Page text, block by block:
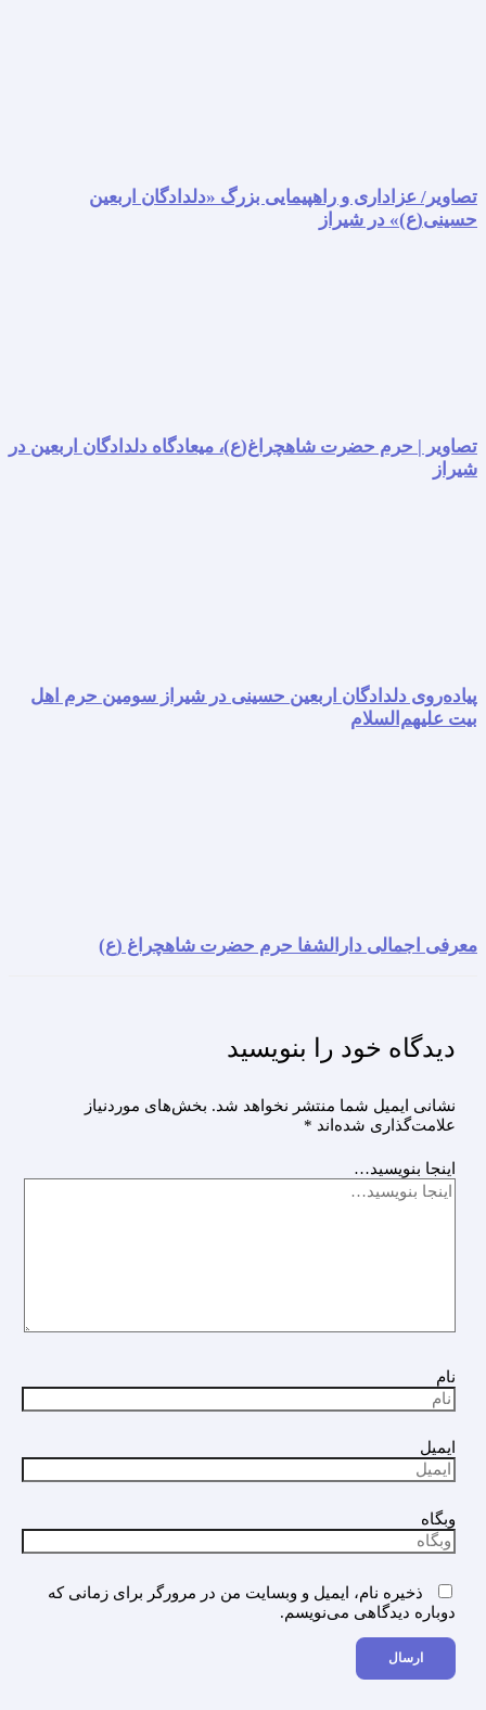
تصاویر/ عزاداری و راهپیمایی بزرگ «دلدادگان اربعین
حسینی(ع)» در شیراز
تصاویر | حرم حضرت شاهچراغ(ع)، میعادگاه دلدادگان اربعین در
شیراز
پیاده‌روی دلدادگان اربعین حسینی در شیراز سومین حرم اهل
بیت علیهم‌السلام
معرفی اجمالی دارالشفا حرم حضرت شاهچراغ (ع)
دیدگاه‌ خود را بنویسید
نشانی ایمیل شما منتشر نخواهد شد. بخش‌های موردنیاز
علامت‌گذاری شده‌اند *
اینجا بنویسید…
نام
ایمیل
وبگاه
ذخیره نام، ایمیل و وبسایت من در مرورگر برای زمانی که
دوباره دیدگاهی می‌نویسم.